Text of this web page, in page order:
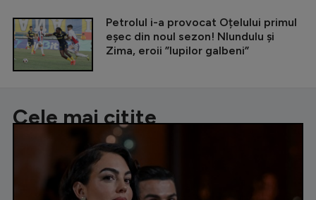
Petrolul i-a provocat Oțelului primul
eșec din noul sezon! Nlundulu și
Zima, eroii ”lupilor galbeni”
Cele mai citite